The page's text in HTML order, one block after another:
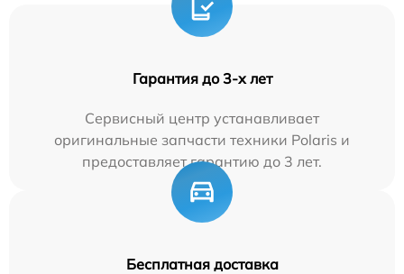
Гарантия до 3-х лет
Сервисный центр устанавливает
оригинальные запчасти техники Polaris и
предоставляет гарантию до 3 лет.
Бесплатная доставка